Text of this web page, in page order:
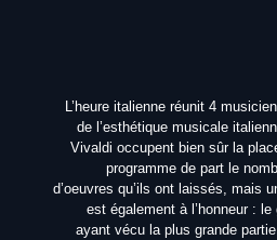
L’heure italienne réunit 4
de l’esthétique musicale
Vivaldi occupent bien sûr la
programme de part le
d’oeuvres qu’ils ont laissés, mais
est également à l’honneur : le
ayant vécu la plus grande